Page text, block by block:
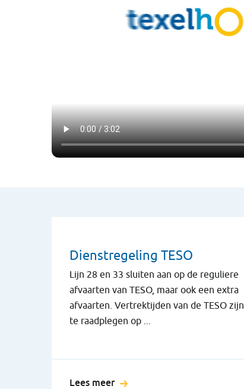
Dienstregeling TESO
Lijn 28 en 33 sluiten aan op de reguliere
afvaarten van TESO, maar ook een extra
afvaarten. Vertrektijden van de TESO zijn
te raadplegen op ...
Lees meer